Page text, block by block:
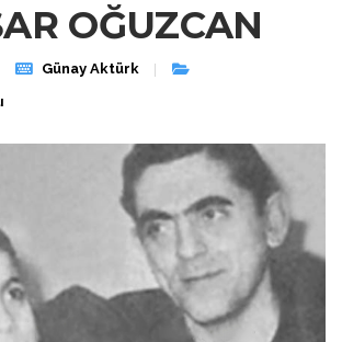
OĞUZCAN
Günay Aktürk
ÜMİT YAŞAR OĞUZCAN için